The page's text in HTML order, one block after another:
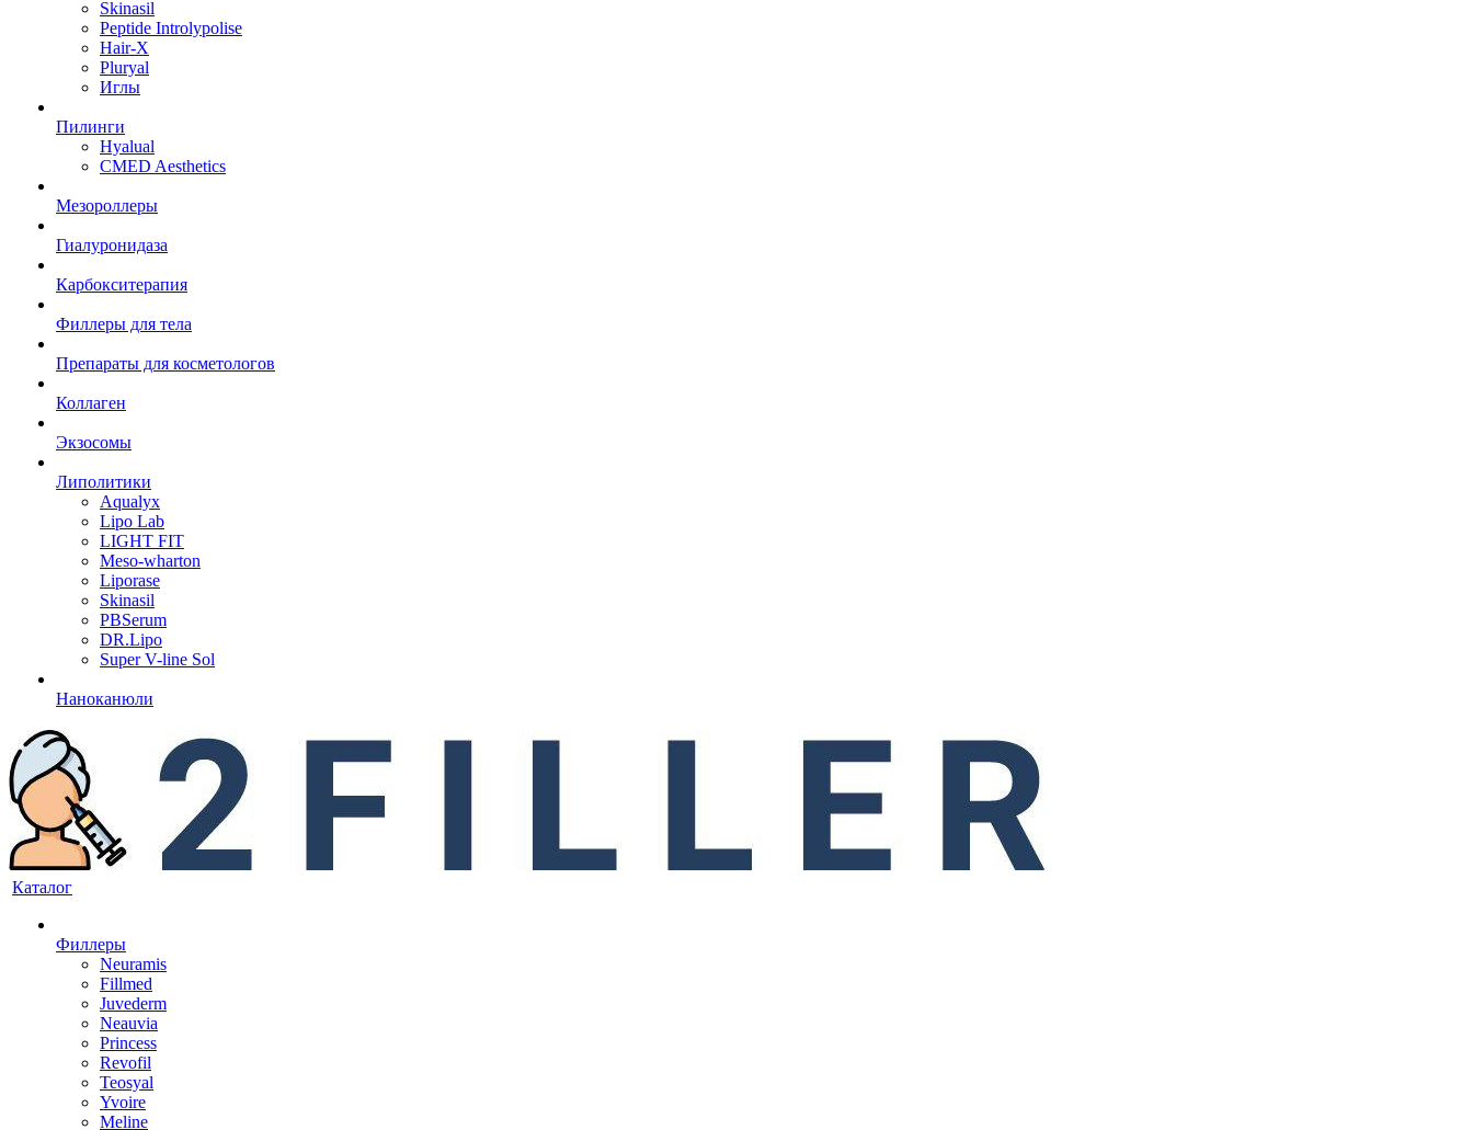
Skinasil
Peptide Introlypolise
Hair-X
Pluryal
Иглы
Пилинги
Hyalual
CMED Aesthetics
Мезороллеры
Гиалуронидаза
Карбокситерапия
Филлеры для тела
Препараты для косметологов
Коллаген
Экзосомы
Липолитики
Aqualyx
Lipo Lab
LIGHT FIT
Meso-wharton
Liporase
Skinasil
PBSerum
DR.Lipo
Super V-line Sol
Наноканюли
Каталог
Филлеры
Neuramis
Fillmed
Juvederm
Neauvia
Princess
Revofil
Teosyal
Yvoire
Meline